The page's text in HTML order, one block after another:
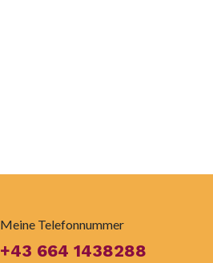
Meine Telefonnummer
+43 664 1438288